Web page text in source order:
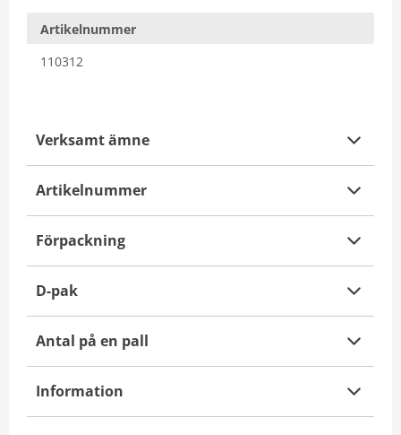
Artikelnummer
110312
Verksamt ämne
Artikelnummer
Förpackning
D-pak
Antal på en pall
Information